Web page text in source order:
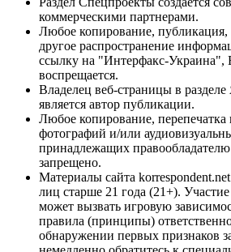
коммерческими партнерами.
Любое копирование, публикация,
другое распространение
ссылку на "Интерфакс-Украина",
воспрещается.
Владелец веб-страницы в
является автор публикации.
Любое копирование, перепечатка
фотографий и/или
принадлежащих правообладателю
запрещено.
Материалы сайта
лиц старше 21 года (21+).
может вызвать игровую
правила (принципы)
обнаружении первых признаков